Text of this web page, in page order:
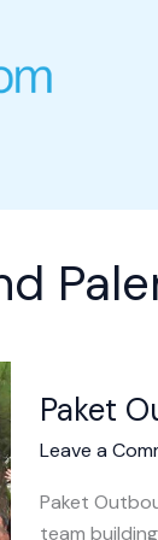
Paket
Leave a
Paket
team
Outbound
Palemboko
Hari